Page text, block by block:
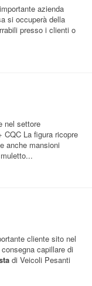
azienda
si occuperà della
presso i clienti o
nel settore
CQC La figura ricopre
anche mansioni
cliente sito nel
capillare di
di Veicoli Pesanti